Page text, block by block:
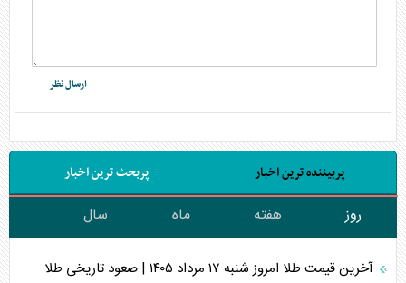
پربیننده ترین اخبار پربحث ترین اخبار
روز هفته ماه سال
آخرین قیمت طلا امروز شنبه ۱۷ مرداد ۱۴۰۵ | صعود تاریخی طلا